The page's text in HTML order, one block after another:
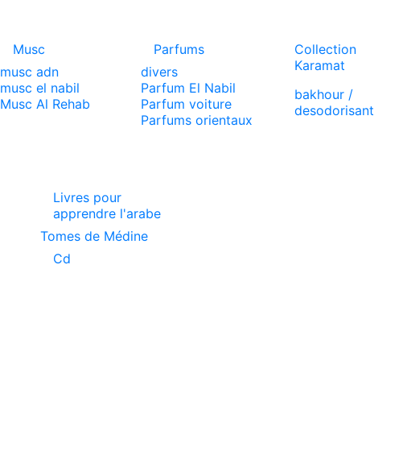
Musc
musc adn
musc el nabil
Musc Al Rehab
Parfums
divers
Parfum El Nabil
Parfum voiture
Parfums orientaux
Collection
Karamat
bakhour /
desodorisant
Livres pour
apprendre l'arabe
Tomes de Médine
Cd